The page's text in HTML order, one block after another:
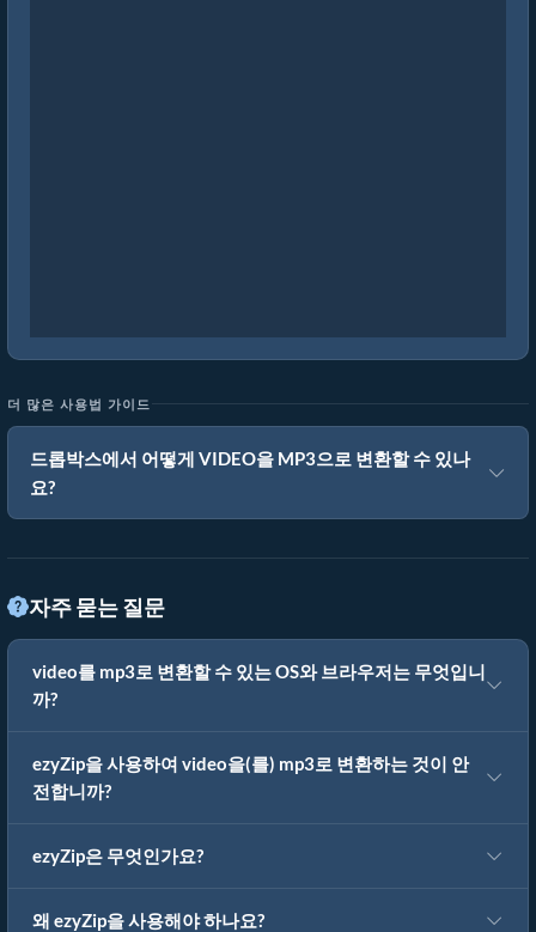
더 많은 사용법 가이드
드롭박스에서 어떻게 VIDEO을 MP3으로 변환할 수 있나
요?
자주 묻는 질문
video를 mp3로 변환할 수 있는 OS와 브라우저는 무엇입니
까?
ezyZip을 사용하여 video을(를) mp3로 변환하는 것이 안
전합니까?
ezyZip은 무엇인가요?
왜 ezyZip을 사용해야 하나요?